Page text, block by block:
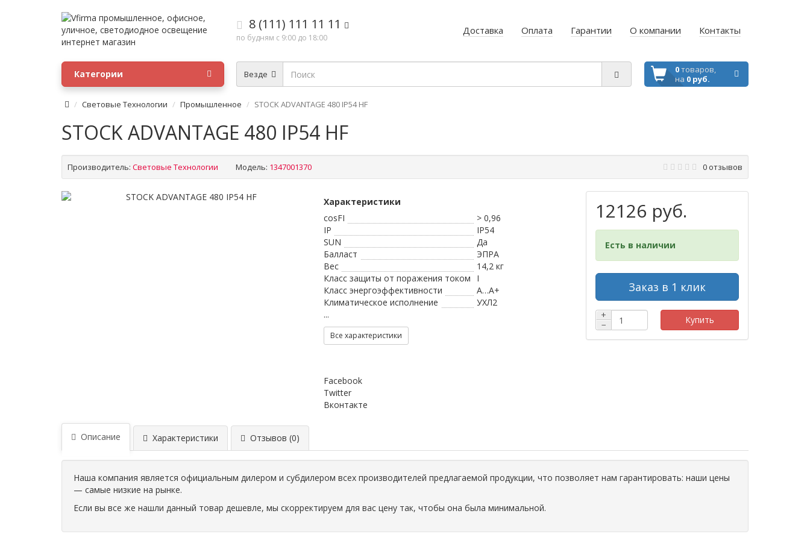
8 (111) 111 11 11
по будням с 9:00 до 18:00
Доставка Оплата Гарантии О компании Контакты
Везде 0товаров,
на 0 руб.
Категории
Световые Технологии Промышленное STOCK ADVANTAGE 480 IP54 HF
STOCK ADVANTAGE 480 IP54 HF
Производитель: Световые Технологии Модель: 1347001370 0 отзывов
Характеристики
cosFI
> 0,96
IP
IP54
SUN
Да
Балласт
ЭПРА
Вес
14,2 кг
Класс защиты от поражения током
I
Класс энергоэффективности
A…A+
Климатическое исполнение
УХЛ2
...
Все характеристики
Facebook
Twitter
Вконтакте
12126 руб.
Есть в наличии
Заказ в 1 клик
+
−
Купить
Описание Характеристики Отзывов (0)
Наша компания является официальным дилером и субдилером всех производителей предлагаемой продукции, что позволяет нам гарантировать: наши цены
— самые низкие на рынке.
Если вы все же нашли данный товар дешевле, мы скорректируем для вас цену так, чтобы она была минимальной.